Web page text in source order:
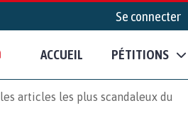
Se connecter
ACCUEIL PÉTITIONS
articles les plus scandaleux du